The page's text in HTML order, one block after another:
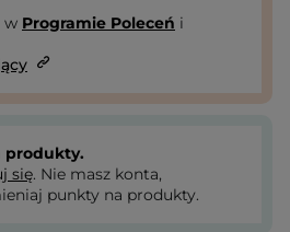
w Programie Poleceń i
produkty.
się. Nie masz konta,
punkty na produkty.